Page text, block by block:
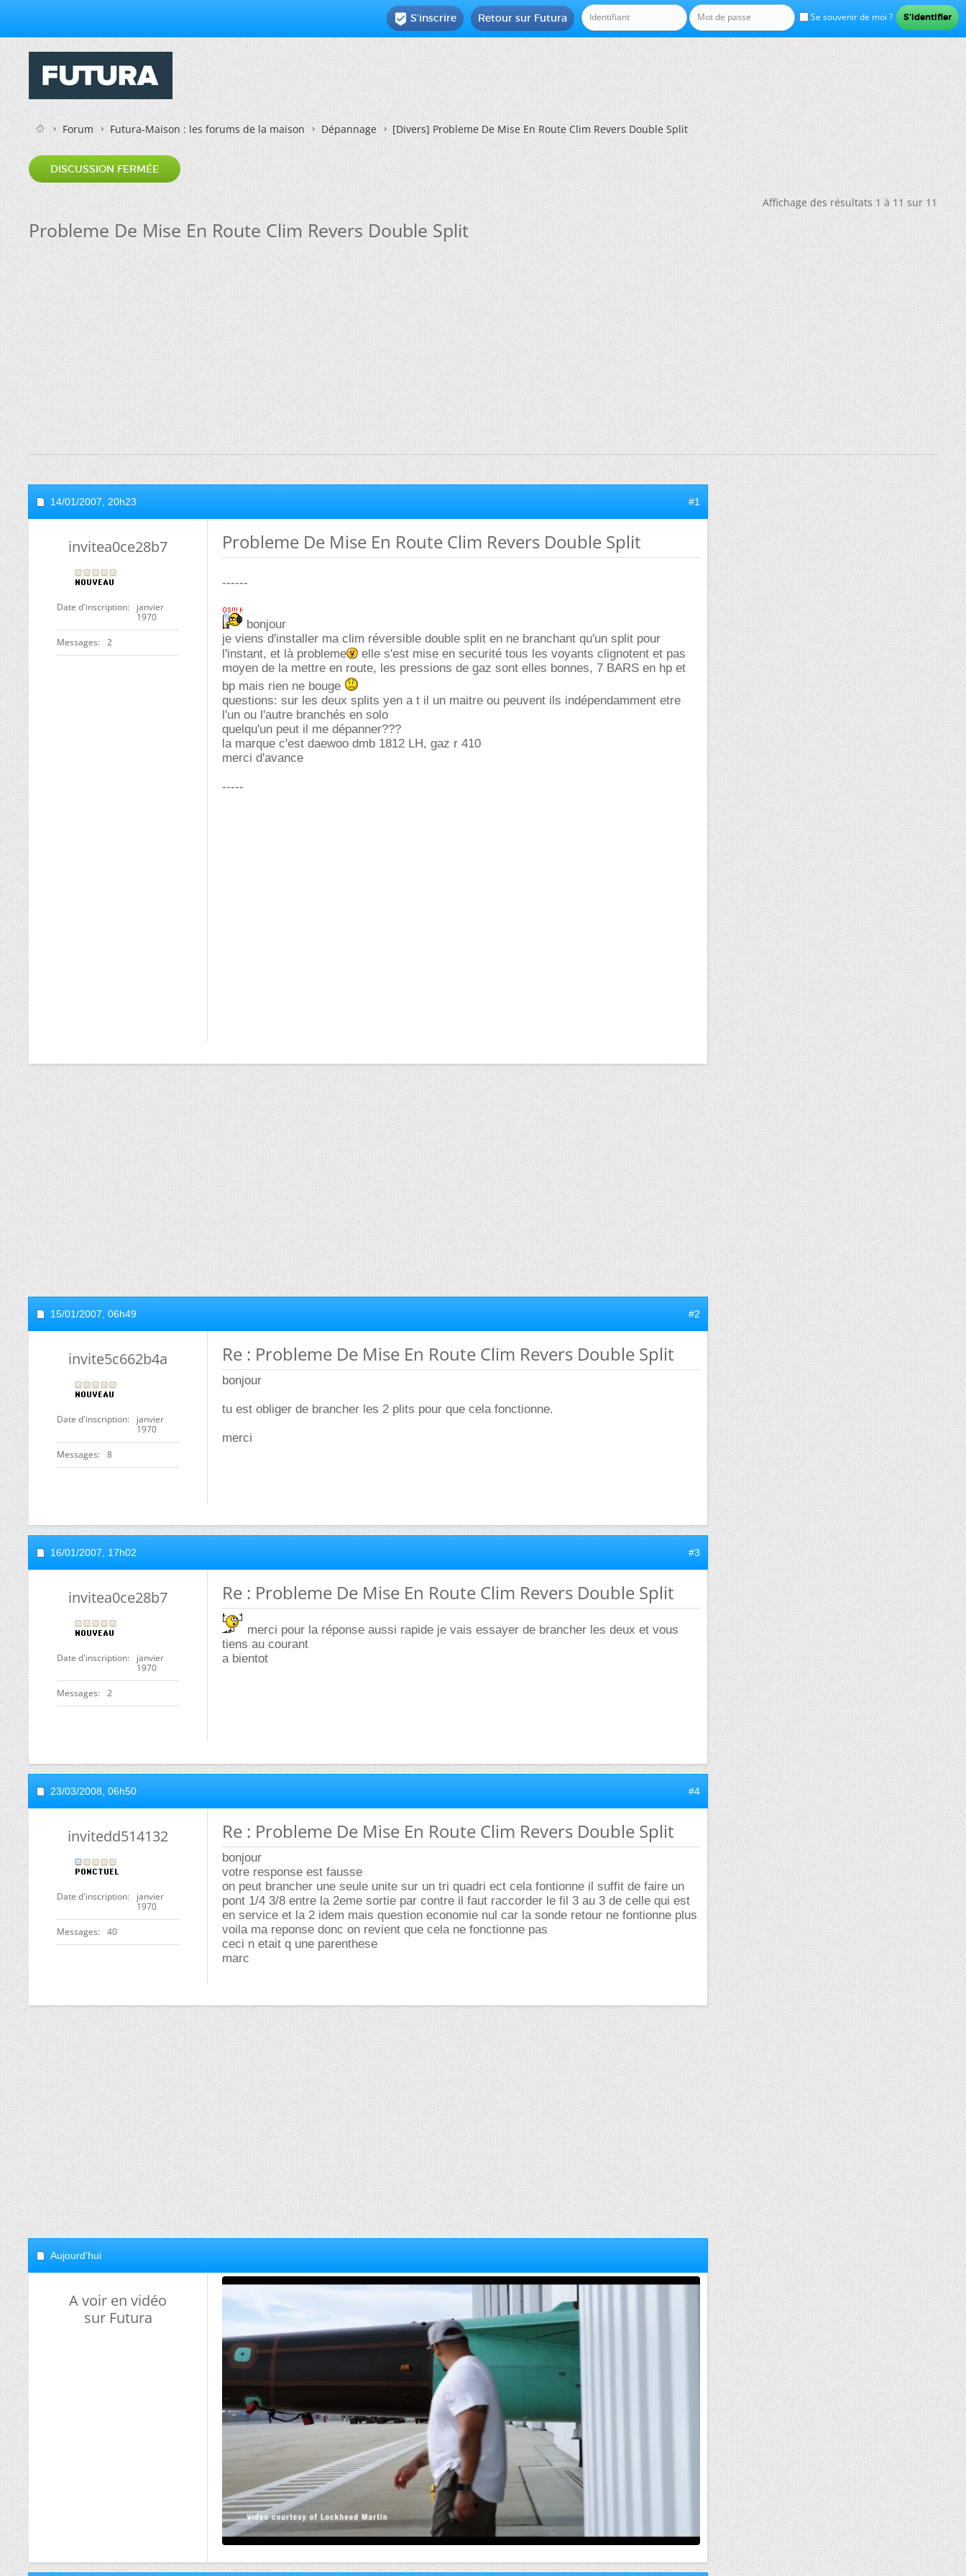
Se souvenir de moi ?
Retour sur Futura
 S'inscrire
Forum Futura-Maison : les forums de la maison Dépannage [Divers]Probleme De Mise En Route Clim Revers Double Split
DISCUSSION FERMÉE
Affichage des résultats 1 à 11 sur 11
Probleme De Mise En Route Clim Revers Double Split
14/01/2007, 20h23 #1
invitea0ce28b7
Date d'inscription
janvier
1970
Messages 2
Probleme De Mise En Route Clim Revers Double Split
------
bonjour
je viens d'installer ma clim réversible double split en ne branchant qu'un split pour
l'instant, et là probleme
elle s'est mise en securité tous les voyants clignotent et pas
moyen de la mettre en route, les pressions de gaz sont elles bonnes, 7 BARS en hp et
bp mais rien ne bouge
questions: sur les deux splits yen a t il un maitre ou peuvent ils indépendamment etre
l'un ou l'autre branchés en solo
quelqu'un peut il me dépanner???
la marque c'est daewoo dmb 1812 LH, gaz r 410
merci d'avance
-----
15/01/2007, 06h49 #2
invite5c662b4a
Date d'inscription
janvier
1970
Messages 8
Re : Probleme De Mise En Route Clim Revers Double Split
bonjour
tu est obliger de brancher les 2 plits pour que cela fonctionne.
merci
16/01/2007, 17h02 #3
invitea0ce28b7
Date d'inscription
janvier
1970
Messages 2
Re : Probleme De Mise En Route Clim Revers Double Split
merci pour la réponse aussi rapide je vais essayer de brancher les deux et vous
tiens au courant
a bientot
23/03/2008, 06h50 #4
invitedd514132
Date d'inscription
janvier
1970
Messages 40
Re : Probleme De Mise En Route Clim Revers Double Split
bonjour
votre response est fausse
on peut brancher une seule unite sur un tri quadri ect cela fontionne il suffit de faire un
pont 1/4 3/8 entre la 2eme sortie par contre il faut raccorder le fil 3 au 3 de celle qui est
en service et la 2 idem mais question economie nul car la sonde retour ne fontionne plus
voila ma reponse donc on revient que cela ne fonctionne pas
ceci n etait q une parenthese
marc
Aujourd'hui
A voir en vidéo
sur Futura